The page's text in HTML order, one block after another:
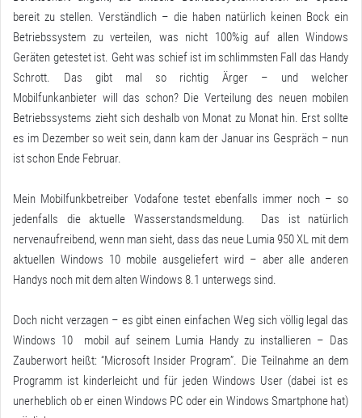
bereit zu stellen. Verständlich – die haben natürlich keinen Bock ein
Betriebssystem zu verteilen, was nicht 100%ig auf allen Windows
Geräten getestet ist. Geht was schief ist im schlimmsten Fall das Handy
Schrott. Das gibt mal so richtig Ärger – und welcher
Mobilfunkanbieter will das schon? Die Verteilung des neuen mobilen
Betriebssystems zieht sich deshalb von Monat zu Monat hin. Erst sollte
es im Dezember so weit sein, dann kam der Januar ins Gespräch – nun
ist schon Ende Februar.
Mein Mobilfunkbetreiber Vodafone testet ebenfalls immer noch – so
jedenfalls die aktuelle Wasserstandsmeldung. Das ist natürlich
nervenaufreibend, wenn man sieht, dass das neue Lumia 950 XL mit dem
aktuellen Windows 10 mobile ausgeliefert wird – aber alle anderen
Handys noch mit dem alten Windows 8.1 unterwegs sind.
Doch nicht verzagen – es gibt einen einfachen Weg sich völlig legal das
Windows 10 mobil auf seinem Lumia Handy zu installieren – Das
Zauberwort heißt: “Microsoft Insider Program”. Die Teilnahme an dem
Programm ist kinderleicht und für jeden Windows User (dabei ist es
unerheblich ob er einen Windows PC oder ein Windows Smartphone hat)